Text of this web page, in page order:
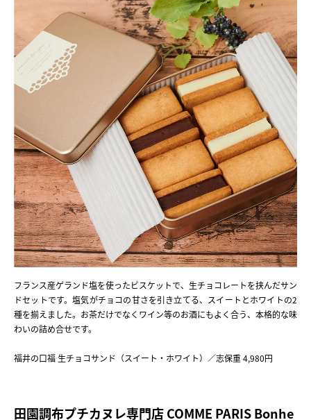
フランス産ゲランド塩を使ったビスケットで、生チョコレートを挟んだサン
ドセットです。塩気がチョコの甘さを引き立てる、スイートとホワイトの2
種を揃えました。お茶だけでなくワイン等のお酒にもよく合う、本格的な味
わいの詰め合せです。
福井の口福 生チョコサンド（スイート・ホワイト）／志保重 4,980円
田園調布プチカヌレ専門店 COMME PARIS Bonhe